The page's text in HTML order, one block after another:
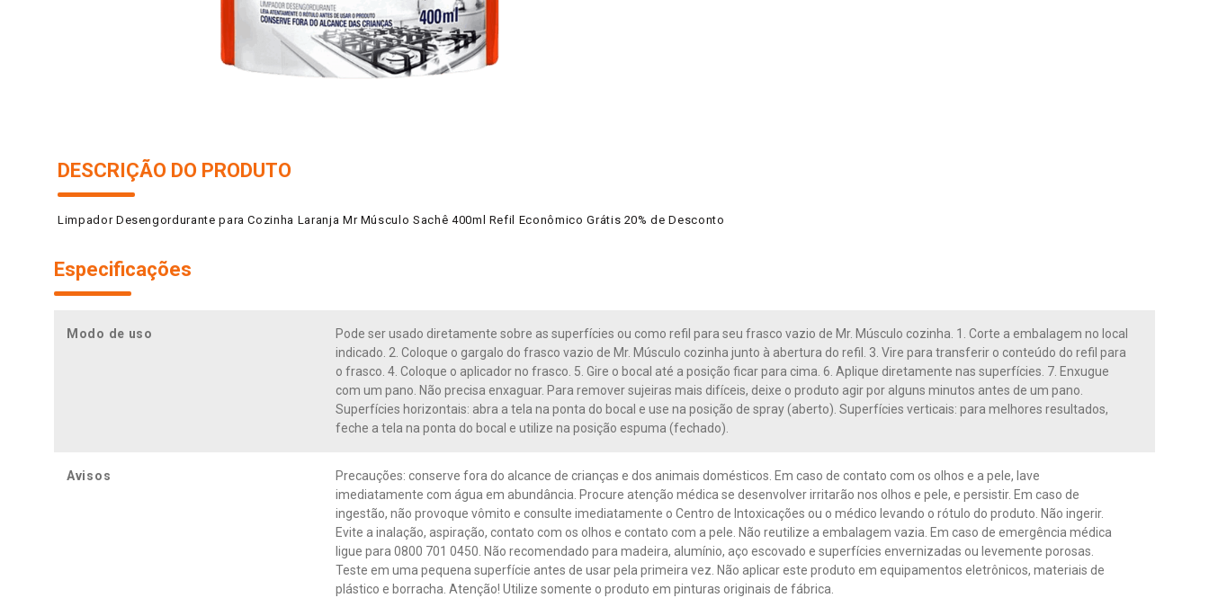
DESCRIÇÃO DO PRODUTO
Limpador Desengordurante para Cozinha Laranja Mr Músculo Sachê 400ml Refil Econômico Grátis 20% de Desconto
Especificações
Modo de uso
Pode ser usado diretamente sobre as superfícies ou como refil para seu frasco vazio de Mr. Músculo cozinha. 1. Corte a embalagem no local
indicado. 2. Coloque o gargalo do frasco vazio de Mr. Músculo cozinha junto à abertura do refil. 3. Vire para transferir o conteúdo do refil para
o frasco. 4. Coloque o aplicador no frasco. 5. Gire o bocal até a posição ficar para cima. 6. Aplique diretamente nas superfícies. 7. Enxugue
com um pano. Não precisa enxaguar. Para remover sujeiras mais difíceis, deixe o produto agir por alguns minutos antes de um pano.
Superfícies horizontais: abra a tela na ponta do bocal e use na posição de spray (aberto). Superfícies verticais: para melhores resultados,
feche a tela na ponta do bocal e utilize na posição espuma (fechado).
Avisos
Precauções: conserve fora do alcance de crianças e dos animais domésticos. Em caso de contato com os olhos e a pele, lave
imediatamente com água em abundância. Procure atenção médica se desenvolver irritarão nos olhos e pele, e persistir. Em caso de
ingestão, não provoque vômito e consulte imediatamente o Centro de Intoxicações ou o médico levando o rótulo do produto. Não ingerir.
Evite a inalação, aspiração, contato com os olhos e contato com a pele. Não reutilize a embalagem vazia. Em caso de emergência médica
ligue para 0800 701 0450. Não recomendado para madeira, alumínio, aço escovado e superfícies envernizadas ou levemente porosas.
Teste em uma pequena superfície antes de usar pela primeira vez. Não aplicar este produto em equipamentos eletrônicos, materiais de
plástico e borracha. Atenção! Utilize somente o produto em pinturas originais de fábrica.